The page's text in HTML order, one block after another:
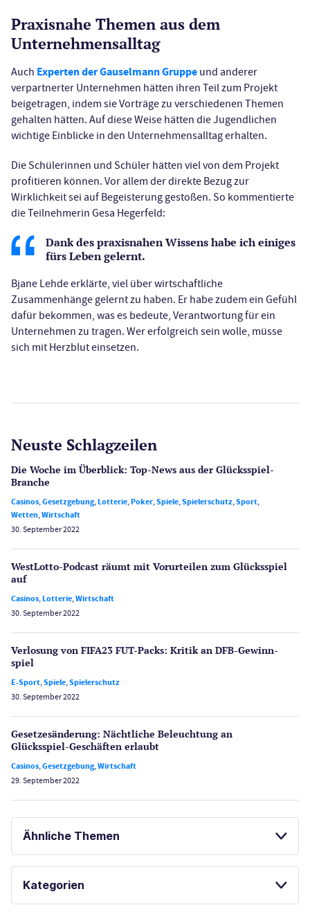
Praxisnahe Themen aus dem
Unternehmensalltag
Auch Experten der Gauselmann Gruppe und anderer
verpartnerter Unternehmen hätten ihren Teil zum Projekt
beigetragen, indem sie Vorträge zu verschiedenen Themen
gehalten hätten. Auf diese Weise hätten die Jugendlichen
wichtige Einblicke in den Unternehmensalltag erhalten.
Die Schülerinnen und Schüler hätten viel von dem Projekt
profitieren können. Vor allem der direkte Bezug zur
Wirklichkeit sei auf Begeisterung gestoßen. So kommentierte
die Teilnehmerin Gesa Hegerfeld:
Dank des praxisnahen Wissens habe ich einiges
fürs Leben gelernt.
Bjane Lehde erklärte, viel über wirtschaftliche
Zusammenhänge gelernt zu haben. Er habe zudem ein Gefühl
dafür bekommen, was es bedeute, Verantwortung für ein
Unternehmen zu tragen. Wer erfolgreich sein wolle, müsse
sich mit Herzblut einsetzen.
Neuste Schlagzeilen
Die Woche im Überblick: Top-News aus der Glücksspiel-
Branche
Casinos,Gesetzgebung,Lotterie,Poker,Spiele,Spielerschutz,Sport,
Wetten,Wirtschaft
30. September 2022
WestLotto-Podcast räumt mit Vorurteilen zum Glücksspiel
auf
Casinos,Lotterie,Wirtschaft
30. September 2022
Verlosung von FIFA23 FUT-Packs: Kritik an DFB-Gewinn­
spiel
E-Sport,Spiele,Spielerschutz
30. September 2022
Gesetzes­änderung: Nächtliche Beleuch­tung an
Glücksspiel-Geschäften erlaubt
Casinos,Gesetzgebung,Wirtschaft
29. September 2022
Ähnliche Themen
GLÜCKSSPIEL ONLINE MERKUR CASINOS
Kategorien